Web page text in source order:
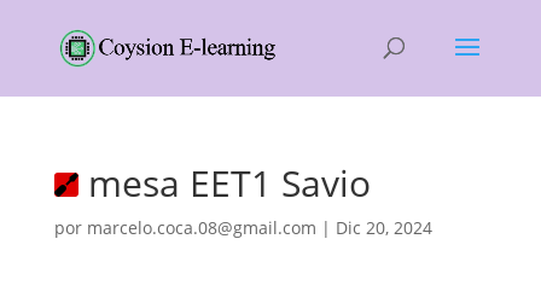
mesa EET1 Savio
por marcelo.coca.08@gmail.com | Dic 20, 2024